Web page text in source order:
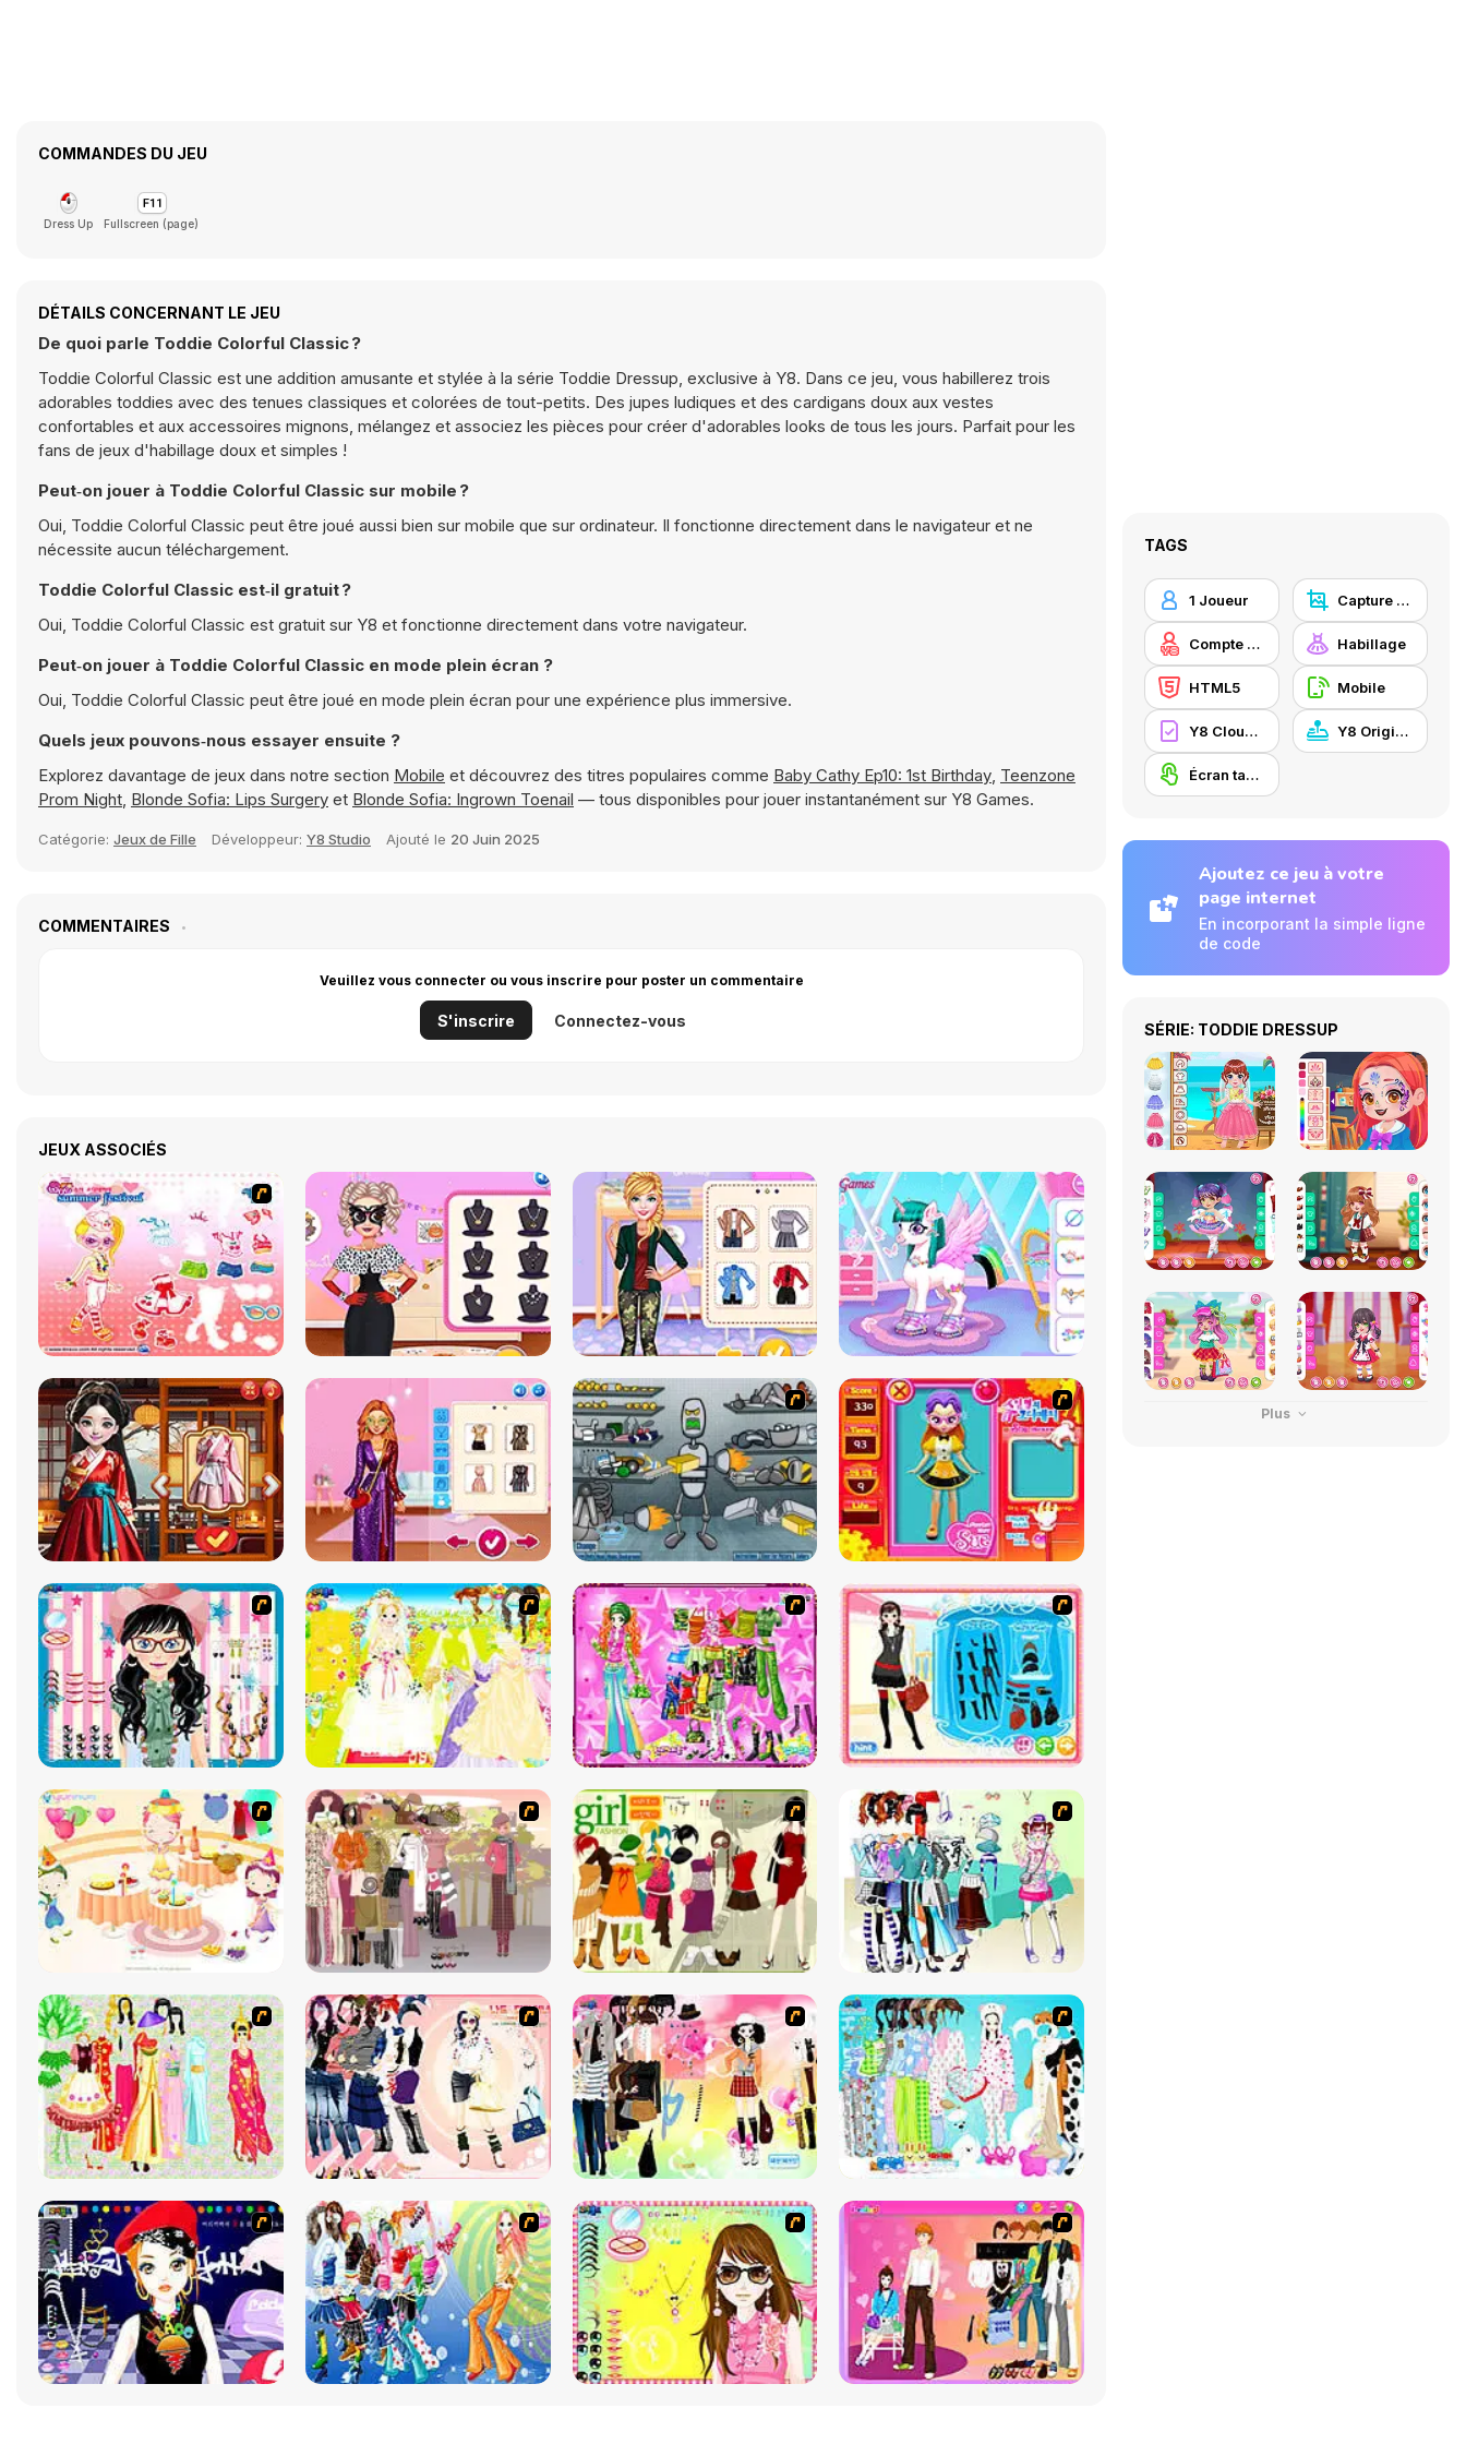
COMMANDES DU JEU
Dress Up Fullscreen (page)
DÉTAILS CONCERNANT LE JEU
De quoi parle Toddie Colorful Classic ?
Toddie Colorful Classic est une addition amusante et stylée à la série Toddie Dressup, exclusive à Y8. Dans ce jeu, vous habillerez trois
adorables toddies avec des tenues classiques et colorées de tout-petits. Des jupes ludiques et des cardigans doux aux vestes
confortables et aux accessoires mignons, mélangez et associez les pièces pour créer d'adorables looks de tous les jours. Parfait pour les
fans de jeux d'habillage doux et simples !
Peut‑on jouer à Toddie Colorful Classic sur mobile ?
Oui, Toddie Colorful Classic peut être joué aussi bien sur mobile que sur ordinateur. Il fonctionne directement dans le navigateur et ne
nécessite aucun téléchargement.
Toddie Colorful Classic est‑il gratuit ?
Oui, Toddie Colorful Classic est gratuit sur Y8 et fonctionne directement dans votre navigateur.
Peut‑on jouer à Toddie Colorful Classic en mode plein écran ?
Oui, Toddie Colorful Classic peut être joué en mode plein écran pour une expérience plus immersive.
Quels jeux pouvons‑nous essayer ensuite ?
Explorez davantage de jeux dans notre section Mobile et découvrez des titres populaires comme Baby Cathy Ep10: 1st Birthday, Teenzone
Prom Night, Blonde Sofia: Lips Surgery et Blonde Sofia: Ingrown Toenail — tous disponibles pour jouer instantanément sur Y8 Games.
Catégorie: Jeux de Fille Développeur: Y8 Studio Ajouté le 20 Juin 2025
COMMENTAIRES
Veuillez vous connecter ou vous inscrire pour poster un commentaire
S'inscrire Connectez-vous
JEUX ASSOCIÉS
TAGS
1 Joueur Capture d'écran Y8
Compte Y8 Habillage
HTML5 Mobile
Y8 Cloud Save Y8 Originals
Écran tactile
Ajoutez ce jeu à votre
page internet
En incorporant la simple ligne
de code
SÉRIE: TODDIE DRESSUP
Plus